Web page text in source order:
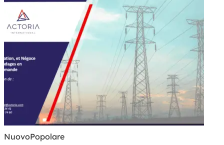
NuovoPopolare